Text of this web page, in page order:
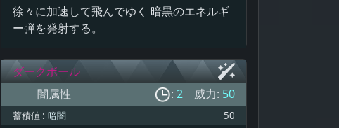
徐々に加速して飛んでゆく 暗黒のエネルギ
ー弾を発射する。
ダークボール
闇属性
: 2 威力: 50
蓄積値 : 暗闇 50